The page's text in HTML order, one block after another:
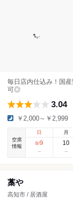
毎日店内仕込み！国
可◎
3.04
￥2,000～￥2,999
空席
情報
日
8/9
月
10
藁や
高知市 / 居酒屋